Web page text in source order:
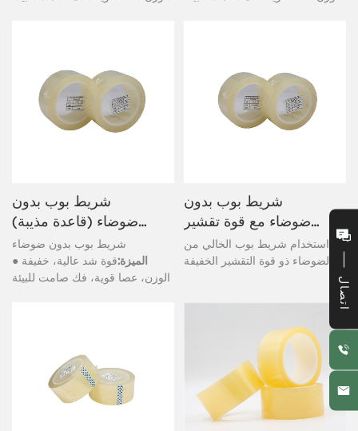
شريط بوب بدون
ضوضاء (قاعدة مذيبة)
62 ميكرون
شريط بوب بدون ضوضاء
● الميزة:قوة شد عالية، خفيفة
الوزن، عصا قوية، فك صامت للبيئة
شريط بوب بدون
ضوضاء مع قوة تقشير
خفيفة
يتم استخدام شريط بوب الخالي من
الضوضاء ذو ​​قوة التقشير الخفيفة
اتصال